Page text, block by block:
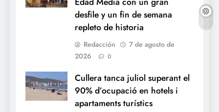
desfile y un fin de semana
repleto de historia
Redacción
7 de agosto de
2026
0
Cullera tanca juliol superant el
90% d’ocupació en hotels i
apartaments turístics